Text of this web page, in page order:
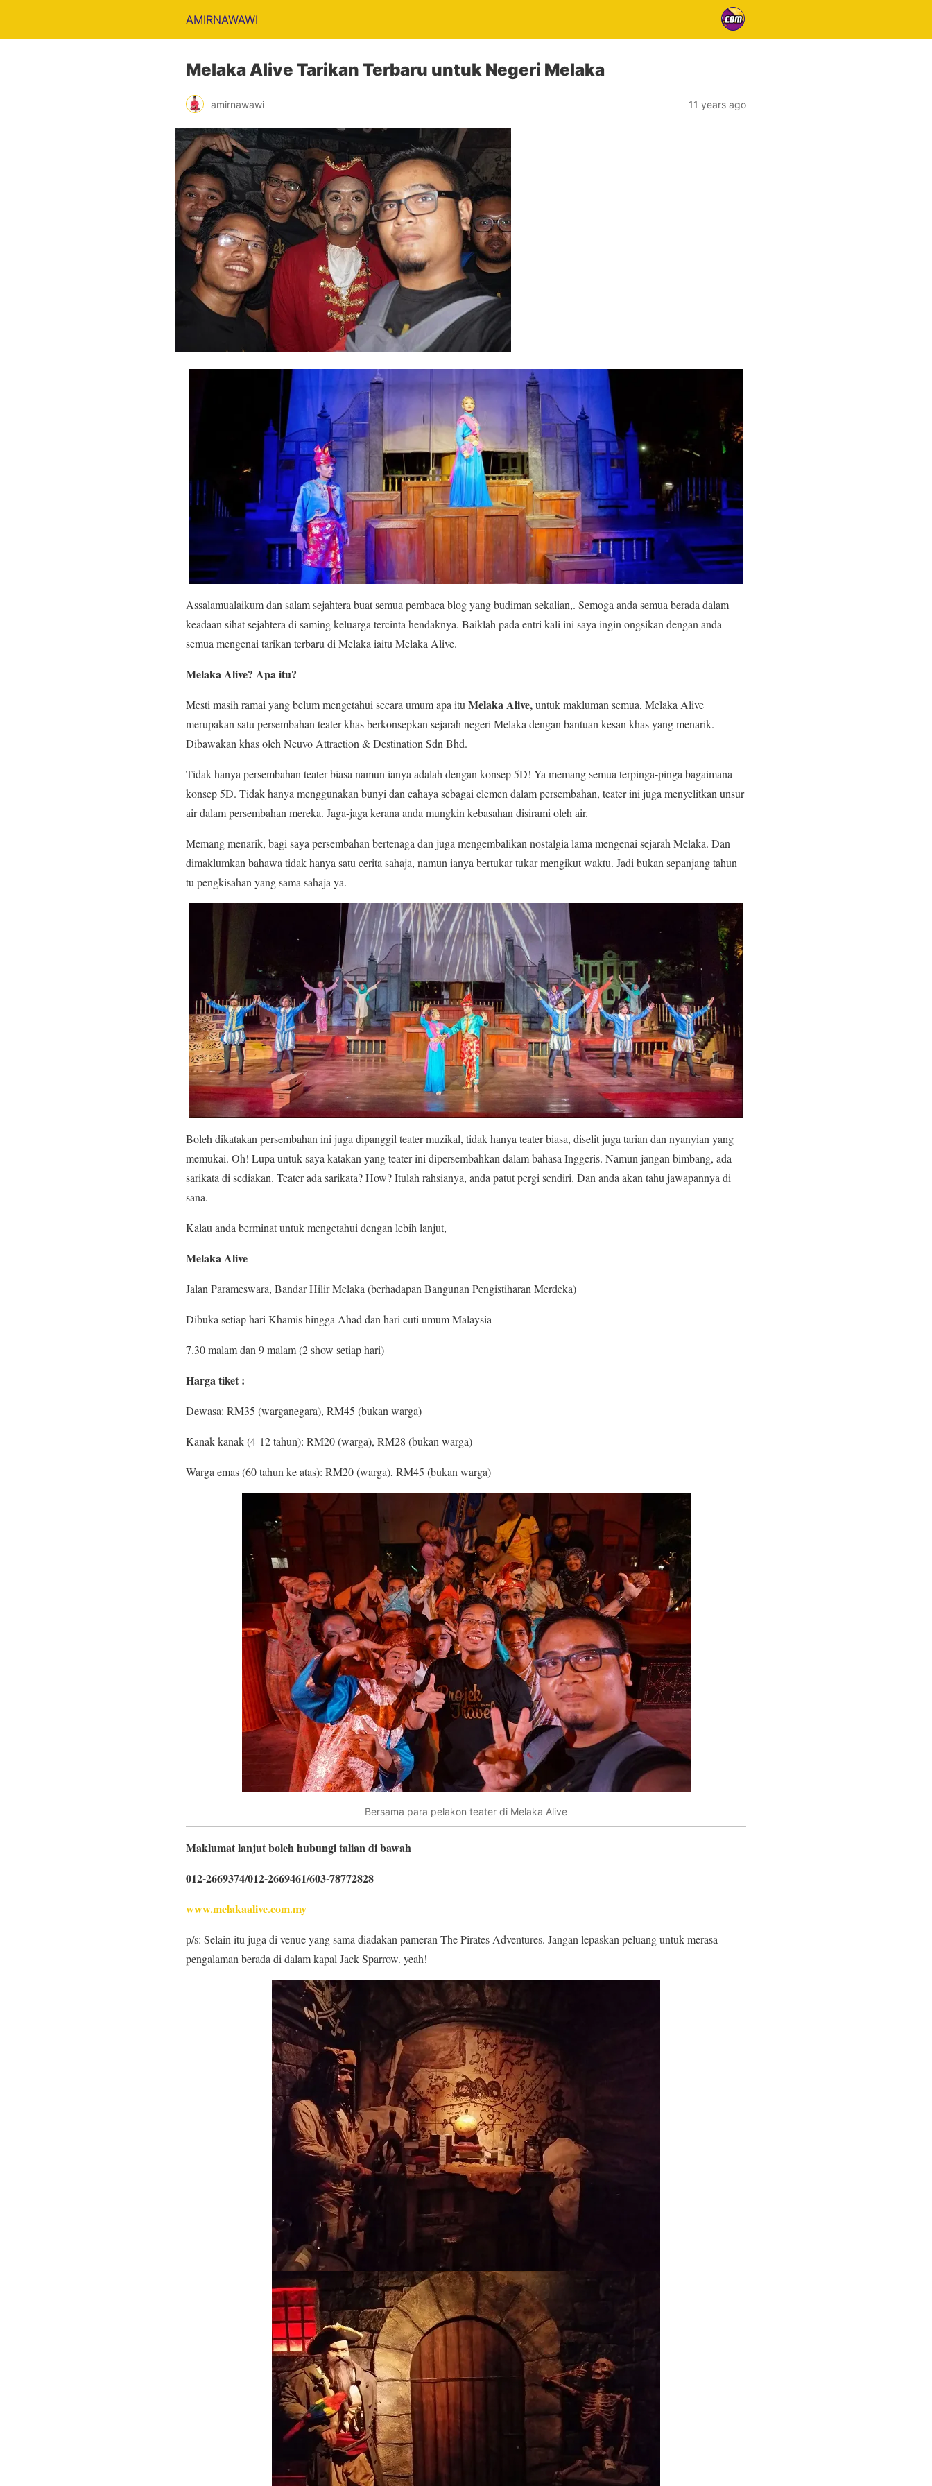
AMIRNAWAWI
Melaka Alive Tarikan Terbaru untuk Negeri Melaka
amirnawawi 11 years ago
Assalamualaikum dan salam sejahtera buat semua pembaca blog yang budiman sekalian,. Semoga anda semua berada dalam
keadaan sihat sejahtera di saming keluarga tercinta hendaknya. Baiklah pada entri kali ini saya ingin ongsikan dengan anda
semua mengenai tarikan terbaru di Melaka iaitu Melaka Alive.
Melaka Alive? Apa itu?
Mesti masih ramai yang belum mengetahui secara umum apa itu Melaka Alive,untuk makluman semua, Melaka Alive
merupakan satu persembahan teater khas berkonsepkan sejarah negeri Melaka dengan bantuan kesan khas yang menarik.
Dibawakan khas oleh Neuvo Attraction & Destination Sdn Bhd.
Tidak hanya persembahan teater biasa namun ianya adalah dengan konsep 5D! Ya memang semua terpinga-pinga bagaimana
konsep 5D. Tidak hanya menggunakan bunyi dan cahaya sebagai elemen dalam persembahan, teater ini juga menyelitkan unsur
air dalam persembahan mereka. Jaga-jaga kerana anda mungkin kebasahan disirami oleh air.
Memang menarik, bagi saya persembahan bertenaga dan juga mengembalikan nostalgia lama mengenai sejarah Melaka. Dan
dimaklumkan bahawa tidak hanya satu cerita sahaja, namun ianya bertukar tukar mengikut waktu. Jadi bukan sepanjang tahun
tu pengkisahan yang sama sahaja ya.
Boleh dikatakan persembahan ini juga dipanggil teater muzikal, tidak hanya teater biasa, diselit juga tarian dan nyanyian yang
memukai. Oh! Lupa untuk saya katakan yang teater ini dipersembahkan dalam bahasa Inggeris. Namun jangan bimbang, ada
sarikata di sediakan. Teater ada sarikata? How? Itulah rahsianya, anda patut pergi sendiri. Dan anda akan tahu jawapannya di
sana.
Kalau anda berminat untuk mengetahui dengan lebih lanjut,
Melaka Alive
Jalan Parameswara, Bandar Hilir Melaka (berhadapan Bangunan Pengistiharan Merdeka)
Dibuka setiap hari Khamis hingga Ahad dan hari cuti umum Malaysia
7.30 malam dan 9 malam (2 show setiap hari)
Harga tiket :
Dewasa: RM35 (warganegara), RM45 (bukan warga)
Kanak-kanak (4-12 tahun): RM20 (warga), RM28 (bukan warga)
Warga emas (60 tahun ke atas): RM20 (warga), RM45 (bukan warga)
Bersama para pelakon teater di Melaka Alive
Maklumat lanjut boleh hubungi talian di bawah
012-2669374/012-2669461/603-78772828
www.melakaalive.com.my
p/s: Selain itu juga di venue yang sama diadakan pameran The Pirates Adventures. Jangan lepaskan peluang untuk merasa
pengalaman berada di dalam kapal Jack Sparrow. yeah!